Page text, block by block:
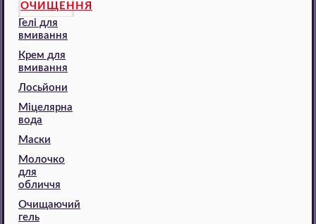
ОЧИЩЕННЯ
Гелі для
вмивання
Крем для
вмивання
Лосьйони
Міцелярна
вода
Маски
Молочко
для
обличчя
Очищаючий
гель